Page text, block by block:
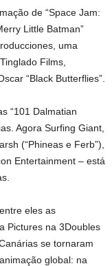
de “Space Jam:
Little Batman”
uma
Films,
“Black Butterflies”.
“101 Dalmatian
Agora Surfing Giant,
(“Phineas e Ferb”),
Entertainment – ​​está
eles as
Pictures na 3Doubles
se tornaram
global: na